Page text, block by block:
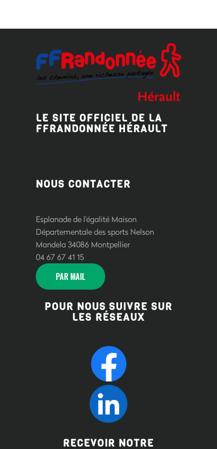
LE SITE OFFICIEL DE LA
FFRANDONNÉE HÉRAULT
NOUS CONTACTER
Esplanade de l'égalité Maison
Départementale des sports Nelson
Mandela 34086 Montpellier
04 67 67 41 15
PAR MAIL
POUR NOUS SUIVRE SUR
LES RÉSEAUX
RECEVOIR NOTRE